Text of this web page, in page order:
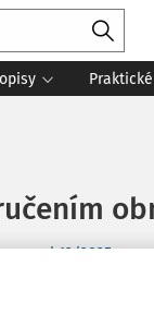
v praxi 12/2025